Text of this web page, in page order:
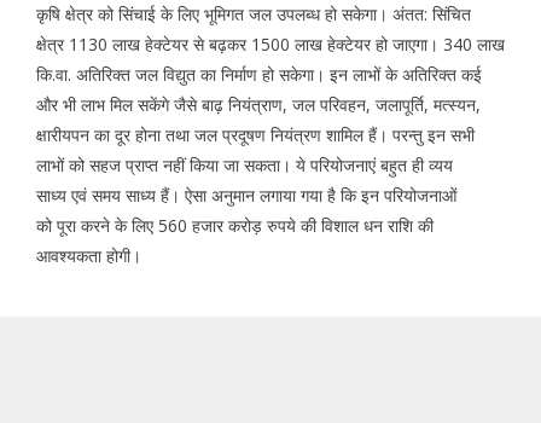
कृषि क्षेत्र को सिंचाई के लिए भूमिगत जल उपलब्ध हो सकेगा। अंतत: सिंचित
क्षेत्र 1130 लाख हेक्टेयर से बढ़कर 1500 लाख हेक्टेयर हो जाएगा। 340 लाख
कि.वा. अतिरिक्त जल विद्युत का निर्माण हो सकेगा। इन लाभों के अतिरिक्त कई
और भी लाभ मिल सकेंगे जैसे बाढ़ नियंत्राण, जल परिवहन, जलापूर्ति, मत्स्यन,
क्षारीयपन का दूर होना तथा जल प्रदूषण नियंत्रण शामिल हैं। परन्तु इन सभी
लाभों को सहज प्राप्त नहीं किया जा सकता। ये परियोजनाएं बहुत ही व्यय
साध्य एवं समय साध्य हैं। ऐसा अनुमान लगाया गया है कि इन परियोजनाओं
को पूरा करने के लिए 560 हजार करोड़ रुपये की विशाल धन राशि की
आवश्यकता होगी।